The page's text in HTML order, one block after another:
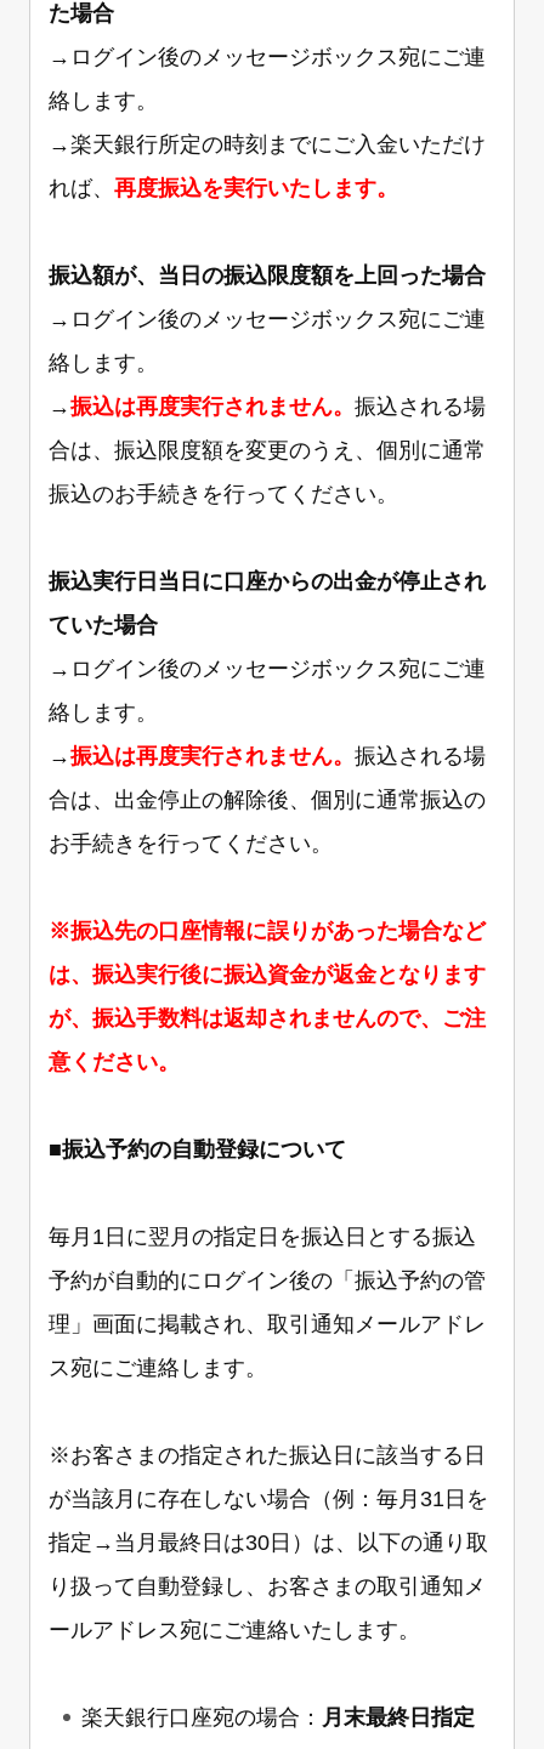
た場合
→ログイン後のメッセージボックス宛にご連
絡します。
→楽天銀行所定の時刻までにご入金いただけ
れば、 再度振込を実行いたします。
振込額が、当日の振込限度額を上回った場合
→ログイン後のメッセージボックス宛にご連
絡します。
→振込は再度実行されません。 振込される場
合は、振込限度額を変更のうえ、個別に通常
振込のお手続きを行ってください。
振込実行日当日に口座からの出金が停止され
ていた場合
→ログイン後のメッセージボックス宛にご連
絡します。
→振込は再度実行されません。 振込される場
合は、出金停止の解除後、個別に通常振込の
お手続きを行ってください。
※振込先の口座情報に誤りがあった場合など
は、振込実行後に振込資金が返金となります
が、振込手数料は返却されませんので、ご注
意ください。
■振込予約の自動登録について
毎月1日に翌月の指定日を振込日とする振込
予約が自動的にログイン後の「振込予約の管
理」画面に掲載され、取引通知メールアドレ
ス宛にご連絡します。
※お客さまの指定された振込日に該当する日
が当該月に存在しない場合（例：毎月31日を
指定→当月最終日は30日）は、以下の通り取
り扱って自動登録し、お客さまの取引通知メ
ールアドレス宛にご連絡いたします。
楽天銀行口座宛の場合： 月末最終日指定